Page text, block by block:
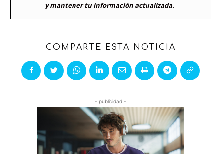
y mantener tu información actualizada.
COMPARTE ESTA NOTICIA
- publicidad -